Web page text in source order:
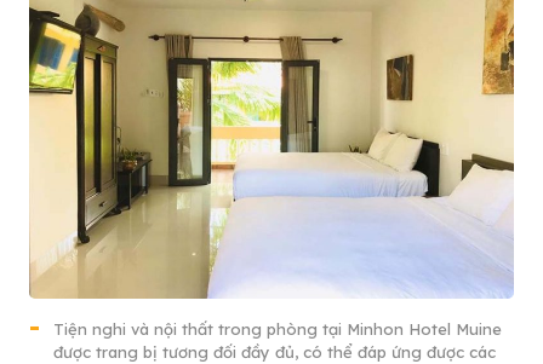
Tiện nghi và nội thất trong phòng tại Minhon Hotel Muine
được trang bị tương đối đầy đủ, có thể đáp ứng được các